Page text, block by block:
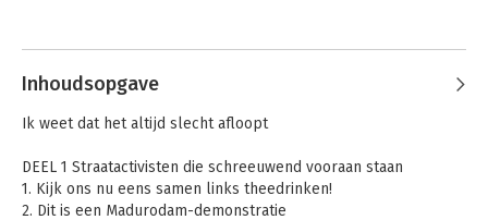
Andere boeken door Nikki
Sterkenburg
Inhoudsopgave
Ik weet dat het altijd slecht afloopt
DEEL 1 Straatactivisten die schreeuwend vooraan staan
1. Kijk ons nu eens samen links theedrinken!
2. Dit is een Madurodam-demonstratie